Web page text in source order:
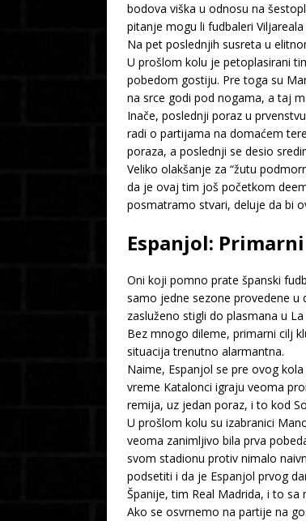
bodova viška u odnosu na
pitanje mogu li fudbaleri
Na pet poslednjih susreta u
U prošlom kolu je petoplasirani
pobedom gostiju. Pre toga su
na srce godi pod nogama, a taj
Inače, poslednji poraz u
radi o partijama na domaćem
poraza, a poslednji se desio
Veliko olakšanje za “žutu
da je ovaj tim još početkom
posmatramo stvari, deluje da bi
Espanjol:
Oni koji pomno prate španski
samo jedne sezone provedene u
zasluženo stigli do plasmana u
Bez mnogo dileme, primarni cilj
situacija trenutno alarmantna.
Naime, Espanjol se pre ovog
vreme Katalonci igraju veoma
remija, uz jedan poraz, i to kod
U prošlom kolu su izabranici
veoma zanimljivo bila prva
svom stadionu protiv nimalo
podsetiti i da je Espanjol prvog
Španije, tim Real Madrida, i to
Ako se osvrnemo na partije na